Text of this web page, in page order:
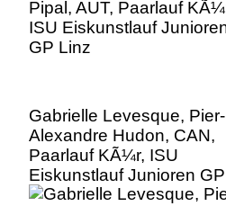
Gabrielle Levesque, Pier-
Alexandre Hudon, CAN,
Paarlauf KÃ¼r, ISU
Eiskunstlauf Junioren GP
Linz